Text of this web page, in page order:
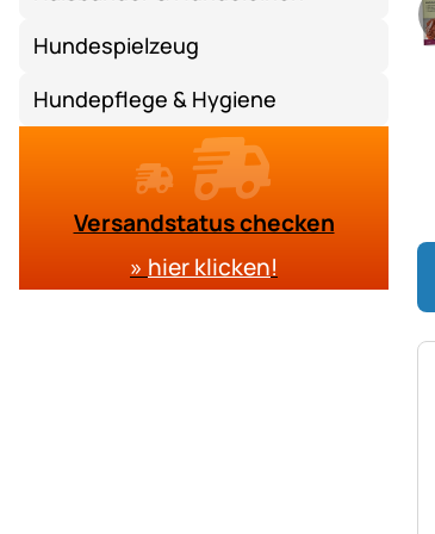
Hundespielzeug
Hundepflege & Hygiene
Versandstatus checken
» hier klicken!